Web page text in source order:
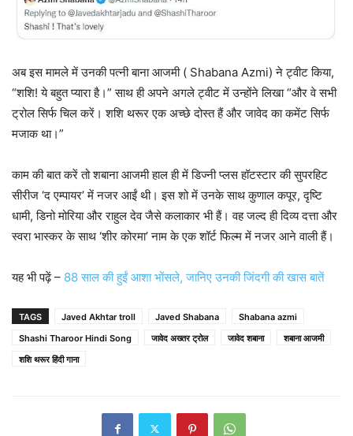
अब इस मामले में उनकी पत्नी बाना आजमी ( Shabana Azmi) ने ट्वीट किया,
“शशि! ये बहुत प्यारा है।” साथ ही अपने अगले ट्वीट में उन्होंने लिखा “और वे सभी
ट्रोल सिर्फ चिल करें। शशि थरूर एक अच्छे दोस्त हैं और जावेद का कमेंट सिर्फ
मजाक था।”
काम की बात करें तो शबाना आजमी हाल ही में डिज्नी प्लस हॉटस्टार की सुपरहिट
सीरीज ‘द एम्पायर’ में नजर आईं थी। इस शो में उनके साथ कुणाल कपूर, दृष्टि
धामी, डिनो मोरिया और राहुल देव जैसे कलाकार भी हैं। वह जल्द ही दिव्य दत्ता और
स्वरा भास्कर के साथ ‘शीर कोरमा’ नाम के एक शॉर्ट फिल्म में नजर आने वाली हैं।
यह भी पढ़ें – 88 साल की हुईं आशा भोंसले, जानिए उनकी जिंदगी की खास बातें
TAGS Javed Akhtar troll Javed Shabana
Shabana azmi
Shashi Tharoor Hindi Song
जावेद अख्तर ट्रोल जावेद शबाना
शबाना आजमी
शशि थरूर हिंदी गाना